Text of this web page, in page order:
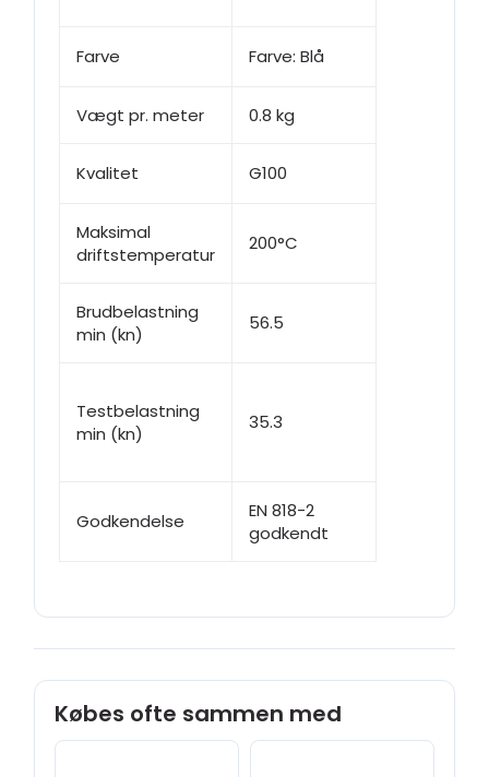
Farve Farve: Blå
Vægt pr. meter 0.8 kg
Kvalitet G100
Maksimal
driftstemperatur
200°C
Brudbelastning
min (kn)
56.5
Testbelastning
min (kn)
35.3
Godkendelse
EN 818-2
godkendt
Købes ofte sammen med